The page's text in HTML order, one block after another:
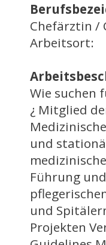
Chefärztin /
Arbeitsort:
Wie suchen
¿ Mitglied
und
Führung
und
Projekten